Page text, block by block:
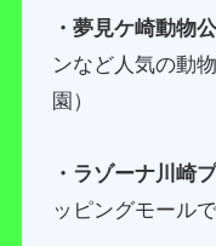
・夢見ケ崎動物
ンなど人気の動
園）
・ラゾーナ川崎
ッピングモール